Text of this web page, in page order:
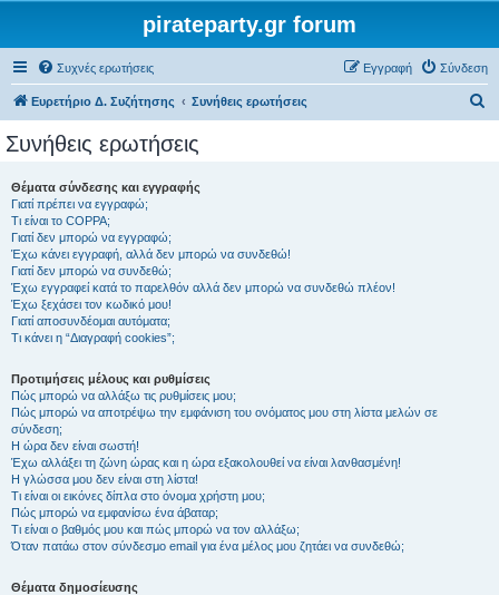
pirateparty.gr forum
Συχνές ερωτήσεις Σύνδεση
Εγγραφή
Ευρετήριο Δ. Συζήτησης Συνήθεις ερωτήσεις
Συνήθεις ερωτήσεις
Θέματα σύνδεσης και εγγραφής
Γιατί πρέπει να εγγραφώ;
Τι είναι το COPPA;
Γιατί δεν μπορώ να εγγραφώ;
Έχω κάνει εγγραφή, αλλά δεν μπορώ να συνδεθώ!
Γιατί δεν μπορώ να συνδεθώ;
Έχω εγγραφεί κατά το παρελθόν αλλά δεν μπορώ να συνδεθώ πλέον!
Έχω ξεχάσει τον κωδικό μου!
Γιατί αποσυνδέομαι αυτόματα;
Τι κάνει η “Διαγραφή cookies”;
Προτιμήσεις μέλους και ρυθμίσεις
Πώς μπορώ να αλλάξω τις ρυθμίσεις μου;
Πώς μπορώ να αποτρέψω την εμφάνιση του ονόματος μου στη λίστα μελών σε
σύνδεση;
Η ώρα δεν είναι σωστή!
Έχω αλλάξει τη ζώνη ώρας και η ώρα εξακολουθεί να είναι λανθασμένη!
Η γλώσσα μου δεν είναι στη λίστα!
Τι είναι οι εικόνες δίπλα στο όνομα χρήστη μου;
Πώς μπορώ να εμφανίσω ένα άβαταρ;
Τι είναι ο βαθμός μου και πώς μπορώ να τον αλλάξω;
Όταν πατάω στον σύνδεσμο email για ένα μέλος μου ζητάει να συνδεθώ;
Θέματα δημοσίευσης